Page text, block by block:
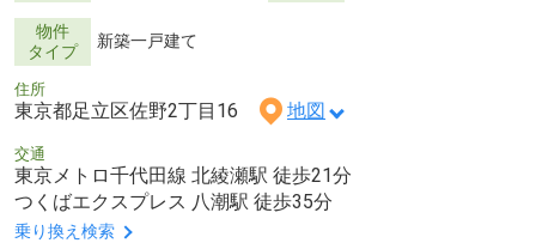
物件
タイプ
新築一戸建て
住所
東京都足立区佐野2丁目16 地図
交通
東京メトロ千代田線 北綾瀬駅 徒歩21分
つくばエクスプレス 八潮駅 徒歩35分
乗り換え検索